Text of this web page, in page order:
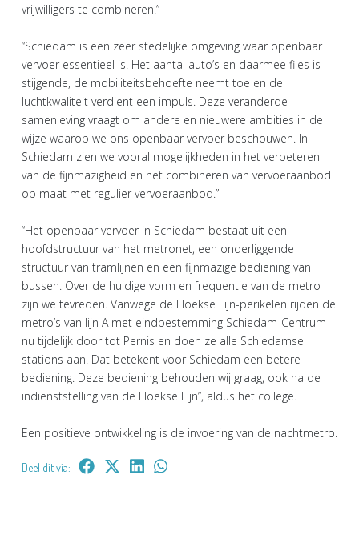
vrijwilligers te combineren.”
“Schiedam is een zeer stedelijke omgeving waar openbaar
vervoer essentieel is. Het aantal auto’s en daarmee files is
stijgende, de mobiliteitsbehoefte neemt toe en de
luchtkwaliteit verdient een impuls. Deze veranderde
samenleving vraagt om andere en nieuwere ambities in de
wijze waarop we ons openbaar vervoer beschouwen. In
Schiedam zien we vooral mogelijkheden in het verbeteren
van de fijnmazigheid en het combineren van vervoeraanbod
op maat met regulier vervoeraanbod.”
“Het openbaar vervoer in Schiedam bestaat uit een
hoofdstructuur van het metronet, een onderliggende
structuur van tramlijnen en een fijnmazige bediening van
bussen. Over de huidige vorm en frequentie van de metro
zijn we tevreden. Vanwege de Hoekse Lijn-perikelen rijden de
metro’s van lijn A met eindbestemming Schiedam-Centrum
nu tijdelijk door tot Pernis en doen ze alle Schiedamse
stations aan. Dat betekent voor Schiedam een betere
bediening. Deze bediening behouden wij graag, ook na de
indienststelling van de Hoekse Lijn”, aldus het college.
Een positieve ontwikkeling is de invoering van de nachtmetro.
Deel dit via: